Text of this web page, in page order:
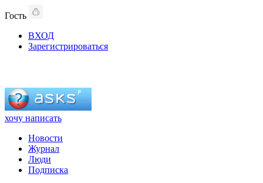
Гость
ВХОД
Зарегистрироваться
хочу написать
Новости
Журнал
Люди
Подписка